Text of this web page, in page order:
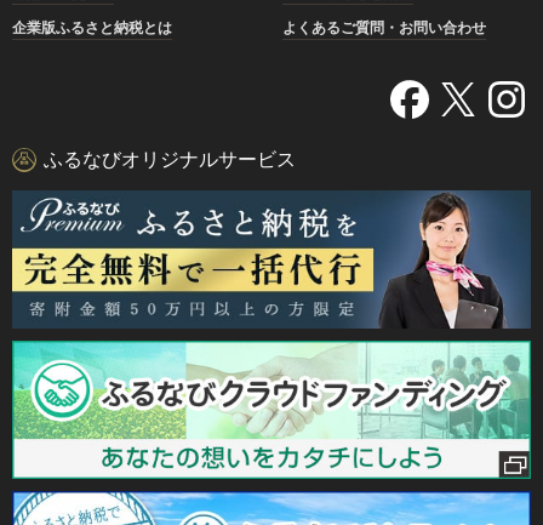
企業版ふるさと納税とは
よくあるご質問・お問い合わせ
ふるなびオリジナルサービス